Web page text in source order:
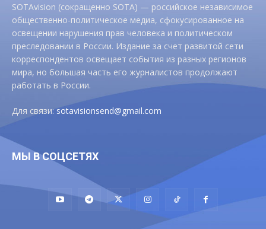
SOTAvision (сокращенно SOTA) — российское независимое
общественно-политическое медиа, сфокусированное на
освещении нарушения прав человека и политическом
преследовании в России. Издание за счет развитой сети
корреспондентов освещает события из разных регионов
мира, но большая часть его журналистов продолжают
работать в России.
Для связи:sotavisionsend@gmail.com
МЫ В СОЦСЕТЯХ